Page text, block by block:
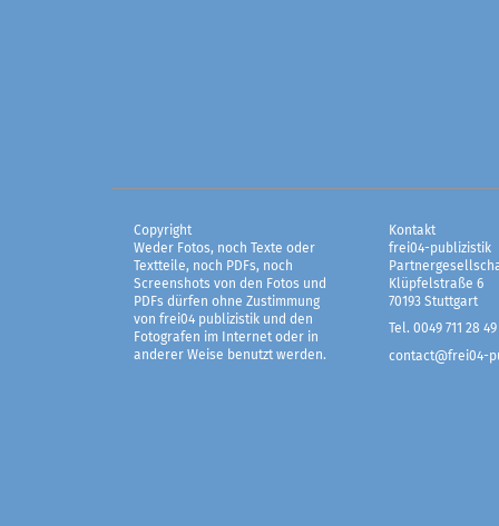
Copyright
Weder Fotos, noch Texte oder
Textteile, noch PDFs, noch
Screenshots von den Fotos und
PDFs dürfen ohne Zustimmung
von frei04 publizistik und den
Fotografen im Internet oder in
anderer Weise benutzt werden.
Kontakt
frei04-publizistik
Klüpfelstraße 6
70193 Stuttgart
Tel. 0049 711 28 49
contact@frei04-